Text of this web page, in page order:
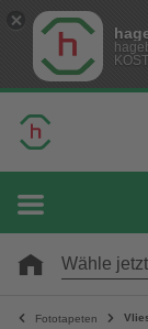
Wähle
Fototapeten